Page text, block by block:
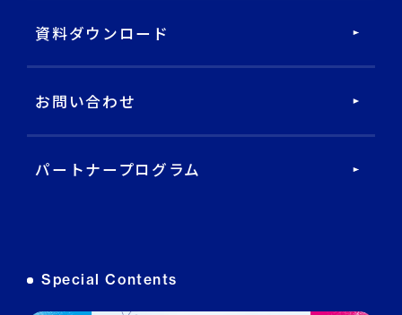
DECA Service Agent
データ基盤・マーケティングツール
DECA オンライン接客
資料ダウンロード
お問い合わせ
パートナープログラム
Special Contents